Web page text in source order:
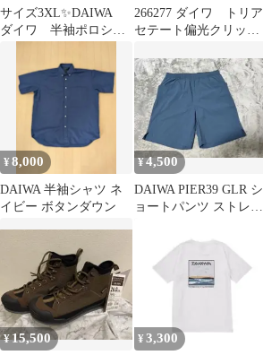
サイズ3XL✨DAIWA
ダイワ 半袖ポロシャ
266277 ダイワ トリア
セテート偏光クリップ
¥8,000
DAIWA 半袖シャツ ネ
イビー ボタンダウン
¥4,500
DAIWA PIER39 GLR シ
ョートパンツ ストレッ
¥15,500 ¥ 3,300